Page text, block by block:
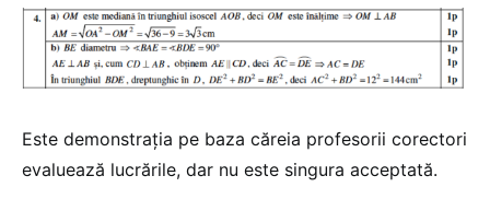
Este demonstrația pe baza căreia profesorii corectori
evaluează lucrările, dar nu este singura acceptată.